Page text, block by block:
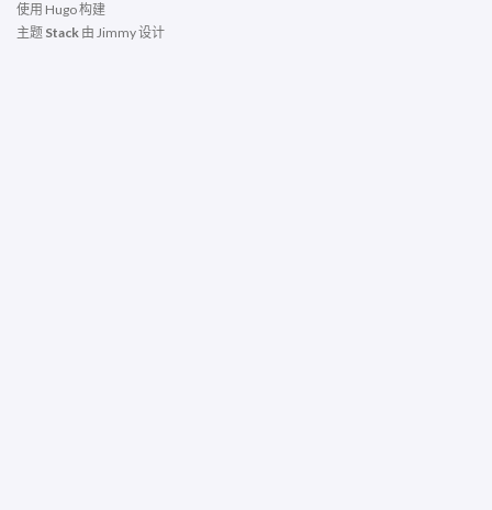
使用 Hugo构建
主题 Stack 由 Jimmy设计